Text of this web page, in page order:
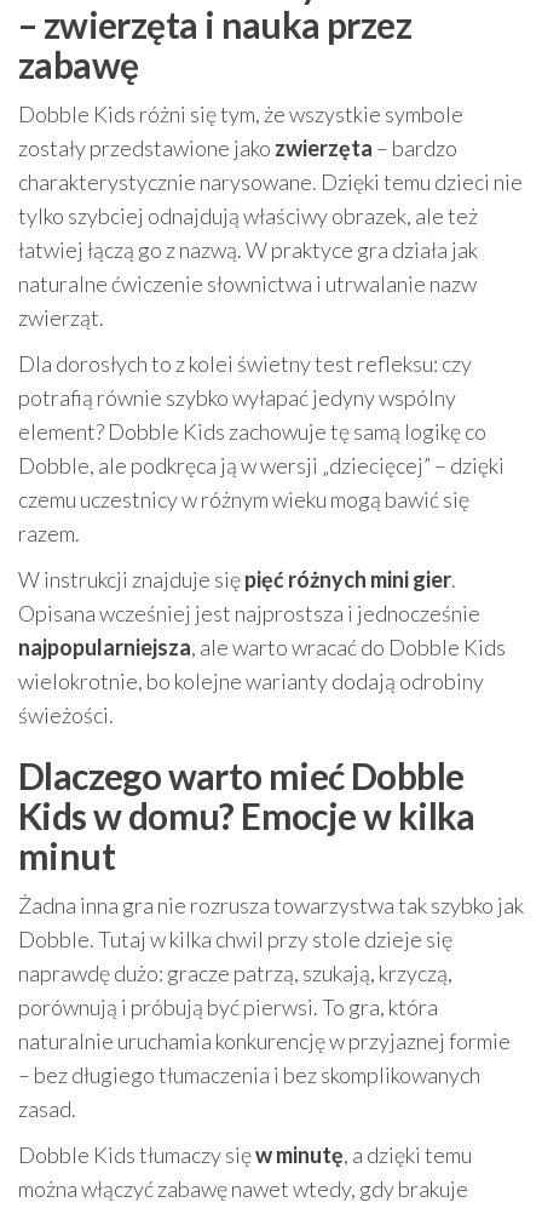
– zwierzęta i nauka przez
zabawę
Dobble Kids różni się tym, że wszystkie symbole
zostały przedstawione jako zwierzęta – bardzo
charakterystycznie narysowane. Dzięki temu dzieci nie
tylko szybciej odnajdują właściwy obrazek, ale też
łatwiej łączą go z nazwą. W praktyce gra działa jak
naturalne ćwiczenie słownictwa i utrwalanie nazw
zwierząt.
Dla dorosłych to z kolei świetny test refleksu: czy
potrafią równie szybko wyłapać jedyny wspólny
element? Dobble Kids zachowuje tę samą logikę co
Dobble, ale podkręca ją w wersji „dziecięcej” – dzięki
czemu uczestnicy w różnym wieku mogą bawić się
razem.
W instrukcji znajduje siępięć różnych mini gier.
Opisana wcześniej jest najprostsza i jednocześnie
najpopularniejsza, ale warto wracać do Dobble Kids
wielokrotnie, bo kolejne warianty dodają odrobiny
świeżości.
Dlaczego warto mieć Dobble
Kids w domu? Emocje w kilka
minut
Żadna inna gra nie rozrusza towarzystwa tak szybko jak
Dobble. Tutaj w kilka chwil przy stole dzieje się
naprawdę dużo: gracze patrzą, szukają, krzyczą,
porównują i próbują być pierwsi. To gra, która
naturalnie uruchamia konkurencję w przyjaznej formie
– bez długiego tłumaczenia i bez skomplikowanych
zasad.
Dobble Kids tłumaczy sięw minutę, a dzięki temu
można włączyć zabawę nawet wtedy, gdy brakuje